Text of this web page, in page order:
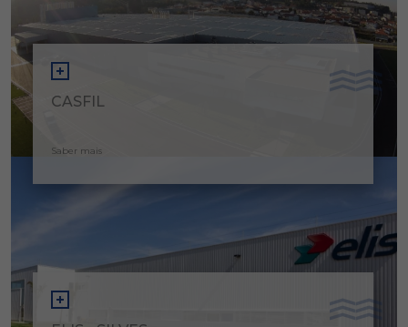
CASFIL
Saber mais